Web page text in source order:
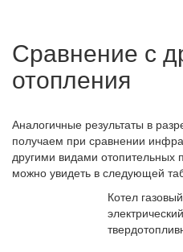
Сравнение с
отопления
Аналогичные результаты в
получаем при сравнении
другими видами отопительных
можно увидеть в следующей
Котел